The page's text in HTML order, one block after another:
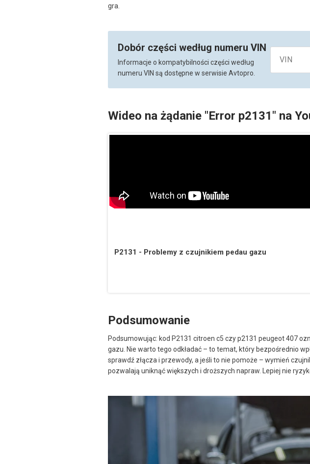
gra.
Dobór części według numeru VIN
Informacje o kompatybilności części według
numeru VIN są dostępne w serwisie Avtopro.
Wideo na żądanie "Error p2131" na
P2131 - Problemy z czujnikiem pedau gazu
Podsumowanie
Podsumowując: kod P2131 citroen c5 czy p2131 peugeot 407
gazu. Nie warto tego odkładać – to temat, który bezpośrednio
sprawdź złącza i przewody, a jeśli to nie pomoże – wymień
pozwalają uniknąć większych i droższych napraw. Lepiej nie